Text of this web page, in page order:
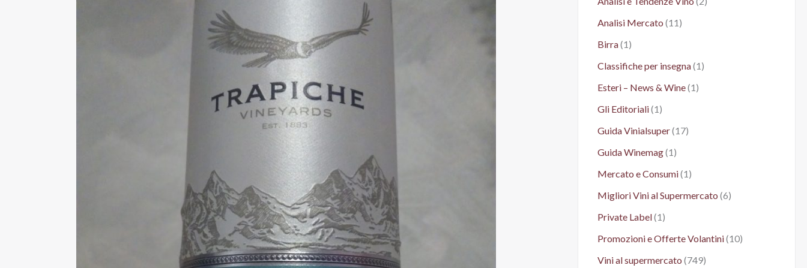
Analisi Mercato (11)
Birra(1)
Classifiche per insegna(1)
Esteri – News & Wine(1)
Gli Editoriali(1)
Guida Vinialsuper(17)
Guida Winemag(1)
Mercato e Consumi(1)
Migliori Vini al Supermercato (6)
Private Label(1)
Promozioni e Offerte Volantini(10)
Vini al supermercato (749)